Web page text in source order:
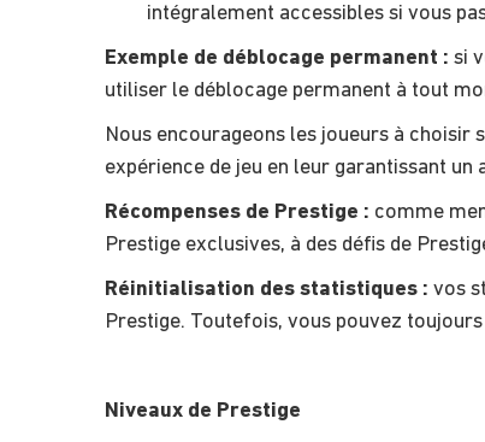
intégralement accessibles si vous
Exemple de déblocage permanent : si
utiliser le déblocage permanent à tout
Nous encourageons les joueurs à
expérience de jeu en leur garantissant
Récompenses de Prestige : comme
Prestige exclusives, à des défis de
Réinitialisation des statistiques : vos
Prestige. Toutefois, vous pouvez
Niveaux de Prestige